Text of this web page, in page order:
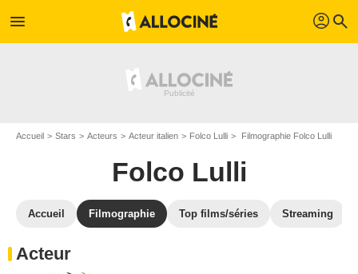
menu profil search
Accueil Stars Acteurs Acteur italien Folco Lulli Filmographie Folco Lulli
Folco Lulli
Accueil Filmographie Top films/séries Streaming
Acteur